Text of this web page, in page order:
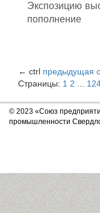
Экспозицию
пополнение
← ctrl предыдущая
Страницы: 1 2
© 2023 «Союз
промышленности